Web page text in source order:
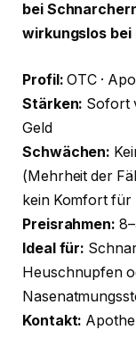
bei
wirkungslos bei
Profil: OTC ·
Stärken: Sofort
Geld
Schwächen:
(Mehrheit der
kein Komfort für
Preisrahmen:
Ideal für:
Heuschnupfen
Kontakt: